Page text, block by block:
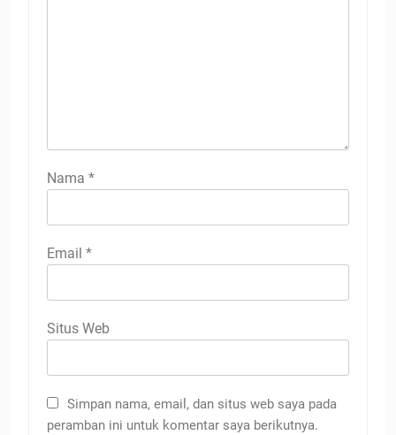
Nama *
Email *
Situs Web
Simpan nama, email, dan situs web saya pada
peramban ini untuk komentar saya berikutnya.